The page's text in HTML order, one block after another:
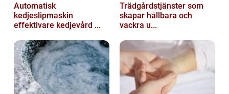
Automatisk
kedjeslipmaskin
effektivare kedjevård ...
Trädgårdstjänster som
skapar hållbara och
vackra u...